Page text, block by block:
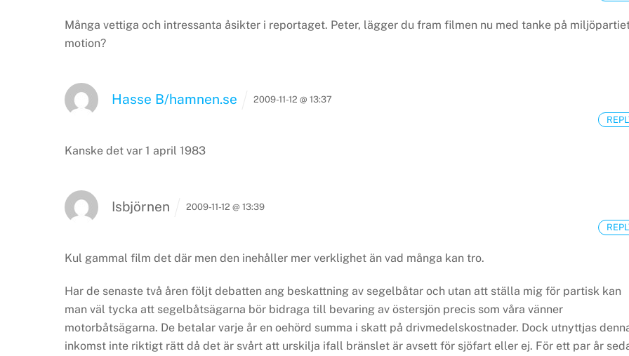
Många vettiga och intressanta åsikter i reportaget. Peter, lägger du fram filmen nu med tanke på
motion?
Hasse B/hamnen.se 2009-11-12 @ 13:37
Kanske det var 1 april 1983
Isbjörnen 2009-11-12 @ 13:39
Kul gammal film det där men den inehåller mer verklighet än vad många kan tro.
Har de senaste två åren följt debatten ang beskattning av segelbåtar och utan att ställa mig för partisk kan
man väl tycka att segelbåtsägarna bör bidraga till bevaring av östersjön precis som våra vänner
motorbåtsägarna. De betalar varje år en oehörd summa i skatt på drivmedelskostnader. Dock utnyttjas
inkomst inte riktigt rätt då det är svårt att urskilja ifall bränslet är avsett för sjöfart eller ej. För ett par år